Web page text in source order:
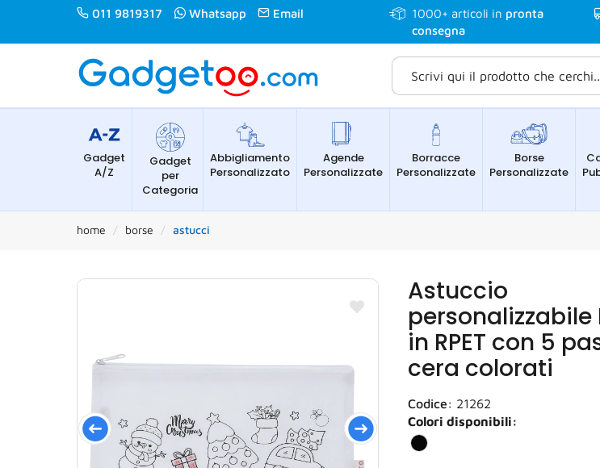
011 9819317 Whatsapp Email 1000+ articoli in pronta
consegna
Gadget
A/Z
Gadget
per
Categoria
Abbigliamento
Personalizzato
Agende
Personalizzate
Borracce
Personalizzate
Borse
Personalizzate
home borse astucci
Astuccio
personalizzabile
in RPET con 5
cera colorati
Codice: 21262
Colori disponibili: